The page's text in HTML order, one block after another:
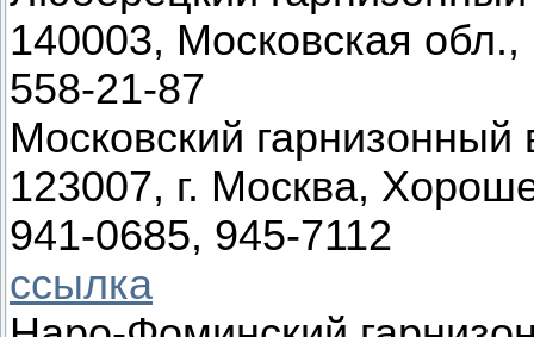
140003, Московская
558-21-87
Московский гарнизонный
123007, г. Москва,
941-0685, 945-7112
ссылка